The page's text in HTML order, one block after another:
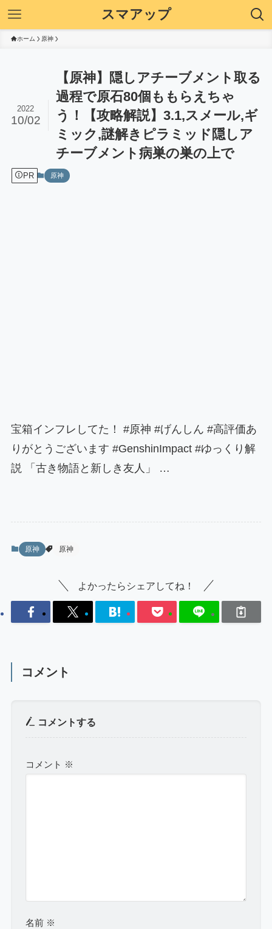
スマアップ
ホーム 原神
【原神】隠しアチーブメント取る
過程で原石80個ももらえちゃ
う！【攻略解説】3.1,スメール,ギ
ミック,謎解きピラミッド隠しア
チーブメント病巣の巣の上で
2022
10/02
PR 原神
宝箱インフレしてた！ #原神 #げんしん #高評価あ
りがとうございます #GenshinImpact #ゆっくり解
説 「古き物語と新しき友人」 …
原神 原神
よかったらシェアしてね！
コメント
コメントする
コメント ※
名前 ※